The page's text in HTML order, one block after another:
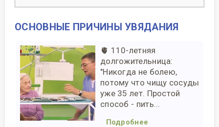
ОСНОВНЫЕ ПРИЧИНЫ УВЯДАНИЯ
🫀 110-летняя
долгожительница:
"Никогда не болею,
потому что чищу сосуды
уже 35 лет. Простой
способ - пить...
Подробнее